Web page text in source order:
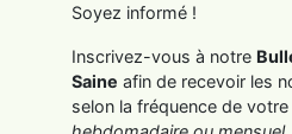
Soyez informé !
Inscrivez-vous à notre
Saine afin de recevoir les
selon la fréquence de